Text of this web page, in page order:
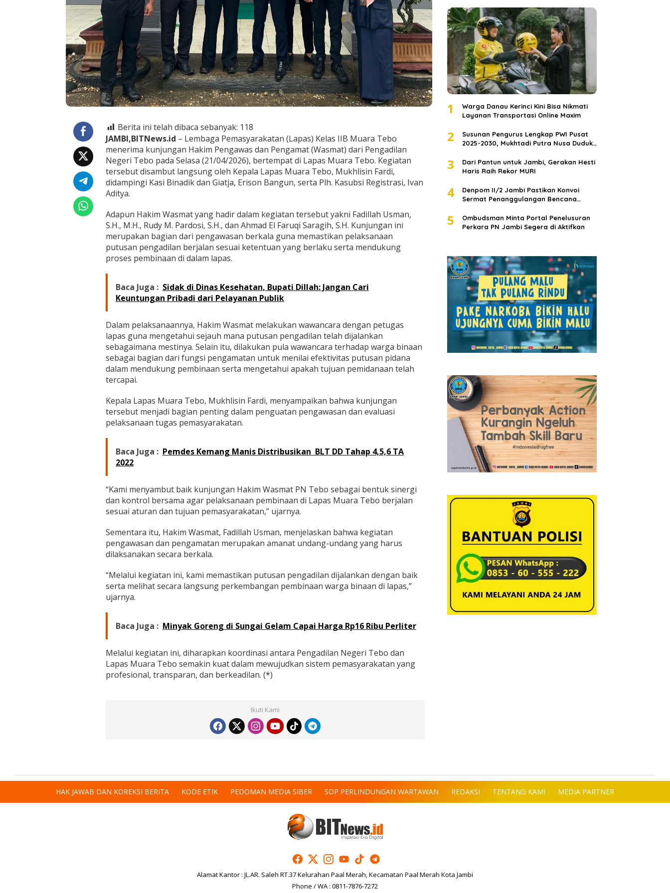
u
j
u
g
a
H
a
k
i
m
W
s
m
a
t
P
N
b
o
Berita ini telah dibaca sebanyak: 118
JAMBI,BITNews.id – Lembaga Pemasyarakatan (Lapas) Kelas IIB Muara Tebo
menerima kunjungan Hakim Pengawas dan Pengamat (Wasmat) dari Pengadilan
Negeri Tebo pada Selasa (21/04/2026), bertempat di Lapas Muara Tebo. Kegiatan
tersebut disambut langsung oleh Kepala Lapas Muara Tebo, Mukhlisin Fardi,
didampingi Kasi Binadik dan Giatja, Erison Bangun, serta Plh. Kasubsi Registrasi, Ivan
Aditya.
Adapun Hakim Wasmat yang hadir dalam kegiatan tersebut yakni Fadillah Usman,
S.H., M.H., Rudy M. Pardosi, S.H., dan Ahmad El Faruqi Saragih, S.H. Kunjungan ini
merupakan bagian dari pengawasan berkala guna memastikan pelaksanaan
putusan pengadilan berjalan sesuai ketentuan yang berlaku serta mendukung
proses pembinaan di dalam lapas.
Baca Juga : Sidak di Dinas Kesehatan, Bupati Dillah: Jangan Cari
Keuntungan Pribadi dari Pelayanan Publik
Dalam pelaksanaannya, Hakim Wasmat melakukan wawancara dengan petugas
lapas guna mengetahui sejauh mana putusan pengadilan telah dijalankan
sebagaimana mestinya. Selain itu, dilakukan pula wawancara terhadap warga binaan
sebagai bagian dari fungsi pengamatan untuk menilai efektivitas putusan pidana
dalam mendukung pembinaan serta mengetahui apakah tujuan pemidanaan telah
tercapai.
Kepala Lapas Muara Tebo, Mukhlisin Fardi, menyampaikan bahwa kunjungan
tersebut menjadi bagian penting dalam penguatan pengawasan dan evaluasi
pelaksanaan tugas pemasyarakatan.
Baca Juga : Pemdes Kemang Manis Distribusikan BLT DD Tahap 4,5,6 TA
2022
“Kami menyambut baik kunjungan Hakim Wasmat PN Tebo sebagai bentuk sinergi
dan kontrol bersama agar pelaksanaan pembinaan di Lapas Muara Tebo berjalan
sesuai aturan dan tujuan pemasyarakatan,” ujarnya.
Sementara itu, Hakim Wasmat, Fadillah Usman, menjelaskan bahwa kegiatan
pengawasan dan pengamatan merupakan amanat undang-undang yang harus
dilaksanakan secara berkala.
“Melalui kegiatan ini, kami memastikan putusan pengadilan dijalankan dengan baik
serta melihat secara langsung perkembangan pembinaan warga binaan di lapas,”
ujarnya.
Baca Juga : Minyak Goreng di Sungai Gelam Capai Harga Rp16 Ribu Perliter
Melalui kegiatan ini, diharapkan koordinasi antara Pengadilan Negeri Tebo dan
Lapas Muara Tebo semakin kuat dalam mewujudkan sistem pemasyarakatan yang
profesional, transparan, dan berkeadilan. (*)
Ikuti Kami
1
Warga Danau Kerinci Kini Bisa Nikmati
Layanan Transportasi Online Maxim
2
Susunan Pengurus Lengkap PWI Pusat
2025-2030, Mukhtadi Putra Nusa Duduki
3
Dari Pantun untuk Jambi, Gerakan Hesti
Haris Raih Rekor MURI
4
Denpom II/2 Jambi Pastikan Konvoi
Sermat Penanggulangan Bencana
5
Ombudsman Minta Portal Penelusuran
Perkara PN Jambi Segera di Aktifkan
HAK JAWAB DAN KOREKSI BERITA KODE ETIK PEDOMAN MEDIA SIBER SOP PERLINDUNGAN WARTAWAN REDAKSI TENTANG KAMI MEDIA PARTNER
Alamat Kantor : JL.AR. Saleh RT.37 Kelurahan Paal Merah, Kecamatan Paal Merah Kota Jambi
Phone / WA : 0811-7876-7272